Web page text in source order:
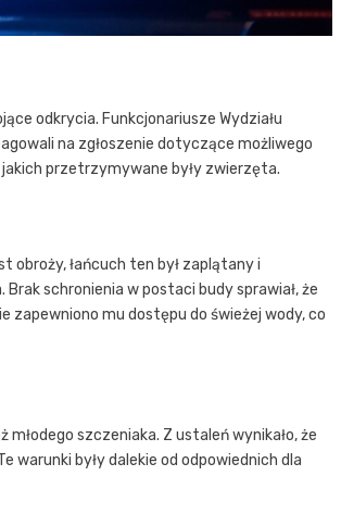
odkrycia. Funkcjonariusze Wydziału
na zgłoszenie dotyczące możliwego
przetrzymywane były zwierzęta.
obroży, łańcuch ten był zaplątany i
schronienia w postaci budy sprawiał, że
zapewniono mu dostępu do świeżej wody, co
młodego szczeniaka. Z ustaleń wynikało, że
warunki były dalekie od odpowiednich dla